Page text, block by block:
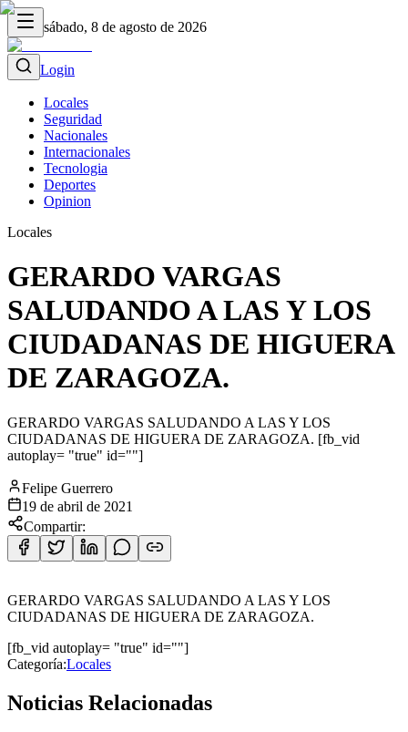
sábado, 8 de agosto de 2026
Login
Locales
Seguridad
Nacionales
Internacionales
Tecnologia
Deportes
Opinion
Locales
GERARDO VARGAS
SALUDANDO A LAS Y LOS
CIUDADANAS DE HIGUERA
DE ZARAGOZA.
GERARDO VARGAS SALUDANDO A LAS Y LOS
CIUDADANAS DE HIGUERA DE ZARAGOZA. [fb_vid
autoplay= "true" id=""]
Felipe Guerrero
19 de abril de 2021
Compartir:
GERARDO VARGAS SALUDANDO A LAS Y LOS
CIUDADANAS DE HIGUERA DE ZARAGOZA.
[fb_vid autoplay= "true" id=""]
Categoría:Locales
Noticias Relacionadas